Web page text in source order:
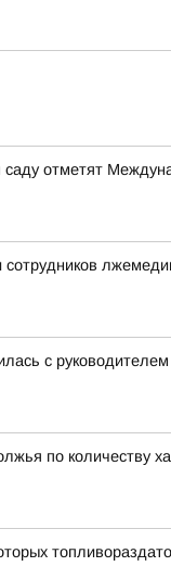
отметят
с
по количеству